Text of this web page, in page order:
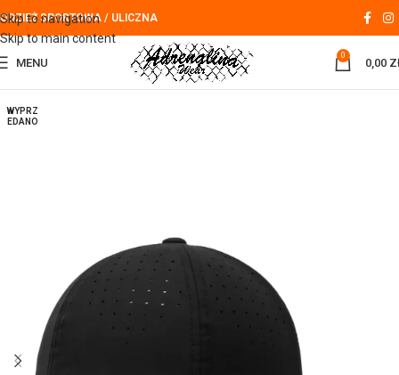
Skip to navigation
Skip to main content
ODZIEŻ SPORTOWA / ULICZNA
MENU
0
0,00
WYPRZ
EDANO